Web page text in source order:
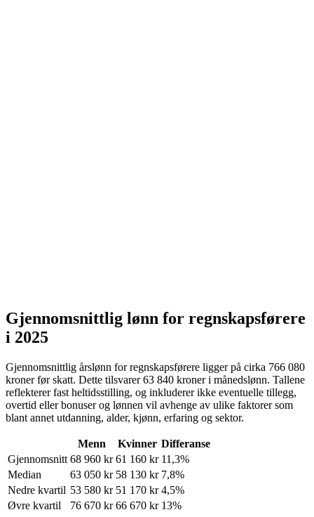
Gjennomsnittlig lønn for regnskapsførere
i 2025
Gjennomsnittlig årslønn forregnskapsførere ligger på cirka 766 080
kronerfør skatt. Dette tilsvarer63 840 kroneri månedslønn. Tallene
reflekterer fast heltidsstilling, og inkluderer ikke eventuelle tillegg,
overtid eller bonuser og lønnen vil avhenge av ulike faktorer som
blant annet utdanning, alder, kjønn, erfaring og sektor.
Menn Kvinner Differanse
Gjennomsnitt 68 960 kr 61 160 kr 11,3%
Median
63 050 kr 58 130 kr 7,8%
Nedre kvartil 53 580 kr 51 170 kr 4,5%
Øvre kvartil
76 670 kr 66 670 kr 13%